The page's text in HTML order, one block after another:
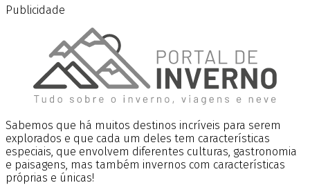
Publicidade
Sabemos que há muitos destinos incríveis para serem
explorados e que cada um deles tem características
especiais, que envolvem diferentes culturas, gastronomia
e paisagens, mas também invernos com características
próprias e únicas!